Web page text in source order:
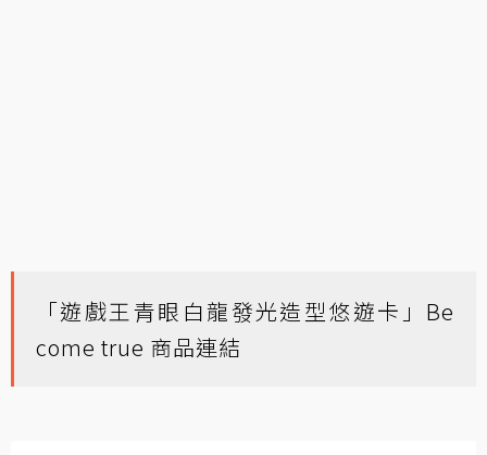
「遊戲王青眼白龍發光造型悠遊卡」Be
come true 商品連結